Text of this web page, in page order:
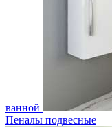
ванной
Пеналы подвесные